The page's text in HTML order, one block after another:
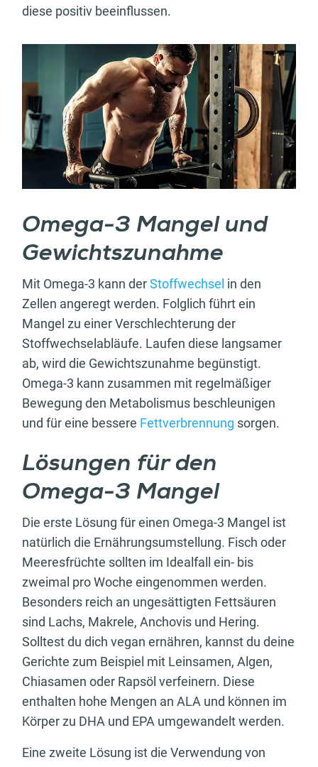
diese positiv beeinflussen.
Omega-3 Mangel und
Gewichtszunahme
Mit Omega-3 kann derStoffwechsel in den
Zellen angeregt werden. Folglich führt ein
Mangel zu einer Verschlechterung der
Stoffwechselabläufe. Laufen diese langsamer
ab, wird die Gewichtszunahme begünstigt.
Omega-3 kann zusammen mit regelmäßiger
Bewegung den Metabolismus beschleunigen
und für eine bessere Fettverbrennung sorgen.
Lösungen für den
Omega-3 Mangel
Die erste Lösung für einen Omega-3 Mangel ist
natürlich die Ernährungsumstellung. Fisch oder
Meeresfrüchte sollten im Idealfall ein- bis
zweimal pro Woche eingenommen werden.
Besonders reich an ungesättigten Fettsäuren
sind Lachs, Makrele, Anchovis und Hering.
Solltest du dich vegan ernähren, kannst du deine
Gerichte zum Beispiel mit Leinsamen, Algen,
Chiasamen oder Rapsöl verfeinern. Diese
enthalten hohe Mengen an ALA und können im
Körper zu DHA und EPA umgewandelt werden.
Eine zweite Lösung ist die Verwendung von